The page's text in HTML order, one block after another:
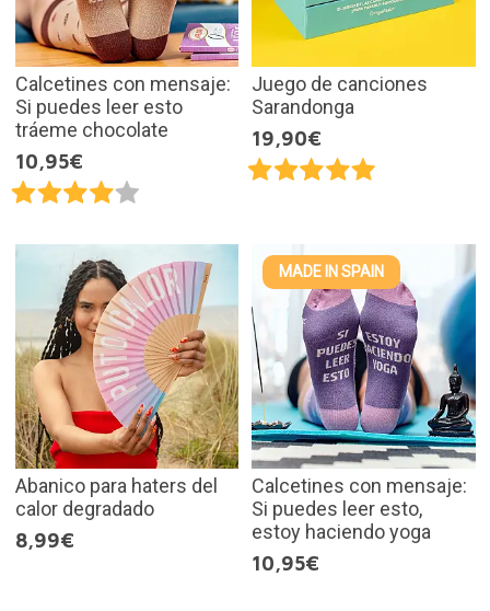
Calcetines con mensaje:
Si puedes leer esto
tráeme chocolate
10,95€
Juego de canciones
Sarandonga
19,90€
Abanico para haters del
calor degradado
8,99€
MADE IN SPAIN
Calcetines con mensaje:
Si puedes leer esto,
estoy haciendo yoga
10,95€